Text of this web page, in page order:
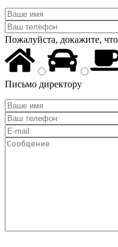
Пожалуйста, докажите,
Письмо директору